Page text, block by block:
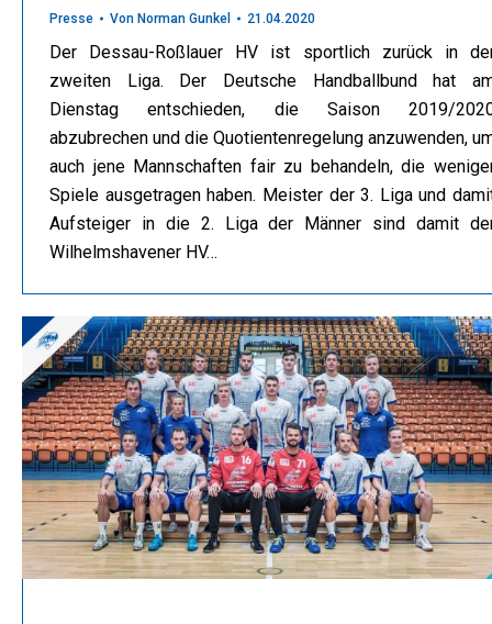
Presse Von Norman Gunkel 21.04.2020
Der Dessau-Roßlauer HV ist sportlich zurück in
zweiten Liga. Der Deutsche Handballbund hat
Dienstag entschieden, die Saison 2019/
abzubrechen und die Quotientenregelung anzuwenden,
auch jene Mannschaften fair zu behandeln, die
Spiele ausgetragen haben. Meister der 3. Liga und
Aufsteiger in die 2. Liga der Männer sind damit
Wilhelmshavener HV…